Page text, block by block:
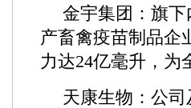
金宇集团：旗
产畜禽疫苗制品企
力达24亿毫升，为
天康生物：公